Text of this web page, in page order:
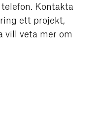
Kontakta
ett projekt,
vill veta mer om